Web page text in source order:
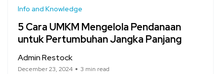
Info and Knowledge
5 Cara UMKM Mengelola Pendanaan
untuk Pertumbuhan Jangka Panjang
Admin Restock
December 23, 2024 3 min read